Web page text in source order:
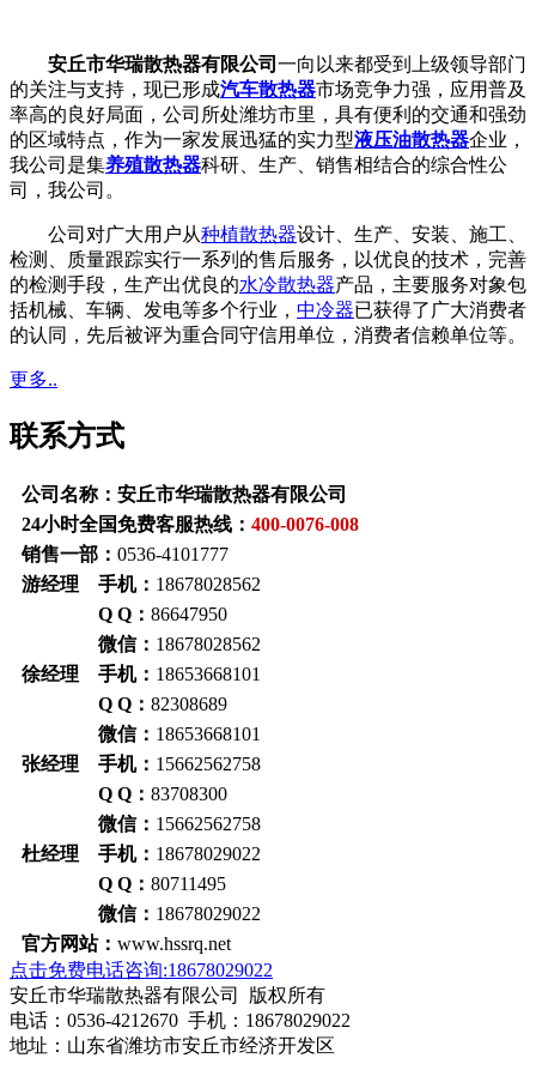
安丘市华瑞散热器有限公司 一向以来都受到上级领导部门
的关注与支持，现已形成汽车散热器市场竞争力强，应用普及
率高的良好局面，公司所处潍坊市里，具有便利的交通和强劲
的区域特点，作为一家发展迅猛的实力型液压油散热器企业，
我公司是集养殖散热器科研、生产、销售相结合的综合性公
司，我公司。
公司对广大用户从种植散热器设计、生产、安装、施工、
检测、质量跟踪实行一系列的售后服务，以优良的技术，完善
的检测手段，生产出优良的水冷散热器产品，主要服务对象包
括机械、车辆、发电等多个行业， 中冷器已获得了广大消费者
的认同，先后被评为重合同守信用单位，消费者信赖单位等。
更多..
联系方式
公司名称：安丘市华瑞散热器有限公司
24小时全国免费客服热线： 400-0076-008
销售一部： 0536-4101777
游经理 手机： 18678028562
Q Q： 86647950
微信： 18678028562
徐经理 手机： 18653668101
Q Q： 82308689
微信： 18653668101
张经理 手机： 15662562758
Q Q： 83708300
微信： 15662562758
杜经理 手机： 18678029022
Q Q： 80711495
微信： 18678029022
官方网站： www.hssrq.net
点击免费电话咨询:18678029022
安丘市华瑞散热器有限公司 版权所有
电话：0536-4212670 手机：18678029022
地址：山东省潍坊市安丘市经济开发区